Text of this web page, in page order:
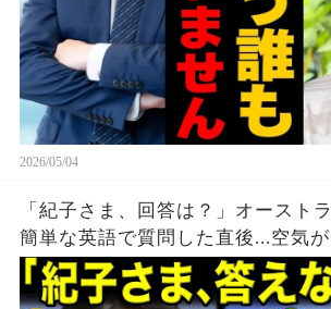
2026/05/04
「紀子さま、回答は？」オースト
簡単な英語で質問した直後...空気
まの回答とは？